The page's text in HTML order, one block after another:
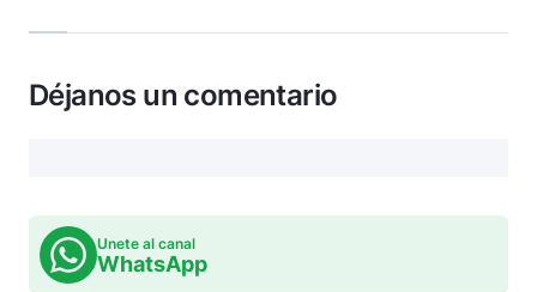
Déjanos un comentario
Unete al canal
WhatsApp